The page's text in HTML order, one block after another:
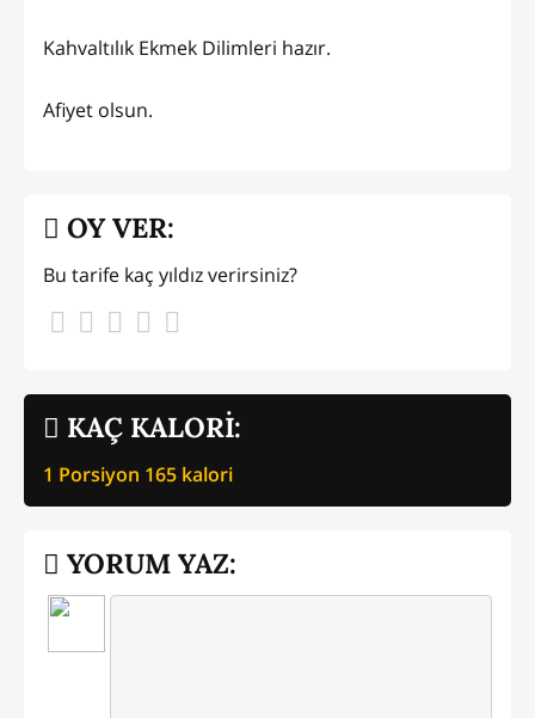
Kahvaltılık Ekmek Dilimleri hazır.
Afiyet olsun.
KAÇ KALORİ:
1 Porsiyon 165 kalori
OY VER:
Bu tarife kaç yıldız verirsiniz?
YORUM YAZ: